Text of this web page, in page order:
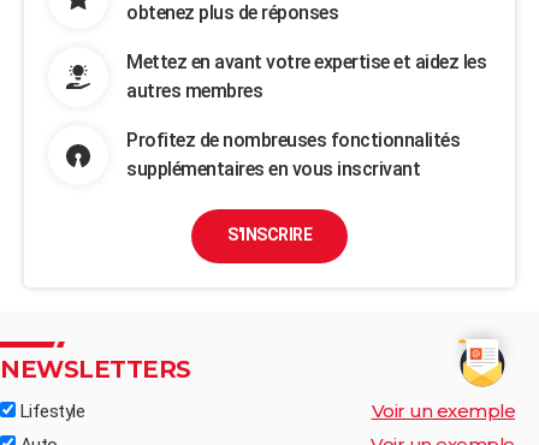
obtenez plus de réponses
Mettez en avant votre expertise et aidez les
autres membres
Profitez de nombreuses fonctionnalités
supplémentaires en vous inscrivant
S'INSCRIRE
NEWSLETTERS
Lifestyle Voir un exemple